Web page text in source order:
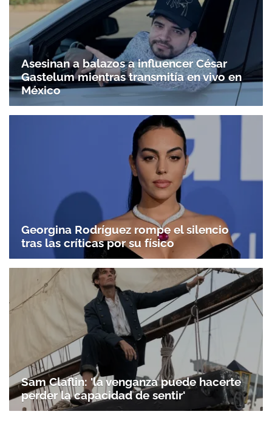
Asesinan a balazos a influencer César
Gastelum mientras transmitía en vivo en
México
Georgina Rodríguez rompe el silencio
tras las críticas por su físico
Sam Claflin: 'la venganza puede hacerte
perder la capacidad de sentir'